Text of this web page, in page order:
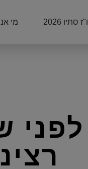
סתיו 2026 מי
לפני